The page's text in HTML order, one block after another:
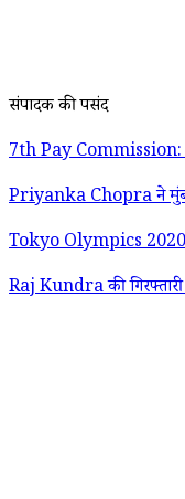
संपादक की पसंद
7th Pay Commission:
Priyanka Chopra ने मुंबई
Tokyo Olympics 2020:
Raj Kundra की